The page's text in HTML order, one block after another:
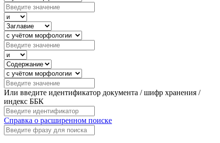
Или введите идентификатор документа / шифр хранения /
индекс ББК
Справка о расширенном поиске